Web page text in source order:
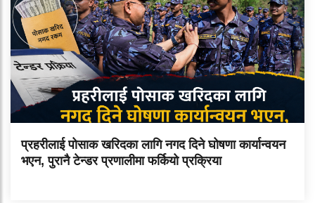
प्रहरीलाई पोसाक खरिदका लागि नगद दिने घोषणा कार्यान्वयन
भएन, पुरानै टेन्डर प्रणालीमा फर्कियो प्रक्रिया